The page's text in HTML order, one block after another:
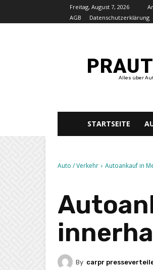
Freitag, August 7, 2026
AGB
Datenschutzerklärung
Alles über
STARTSEITE
Auto / Verkehr Autoankauf in
By carpr